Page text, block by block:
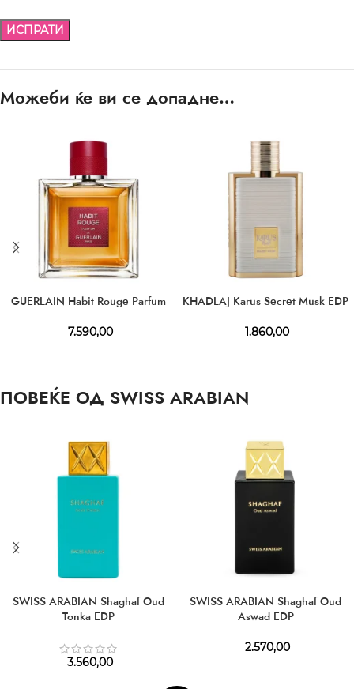
Можеби ќе ви се допадне…
GUERLAIN Habit Rouge Parfum
7.590,00
KHADLAJ Karus Secret Musk EDP
1.860,00
ПОВЕЌЕ ОД SWISS ARABIAN
SWISS ARABIAN Shaghaf Oud
Tonka EDP
3.560,00
SWISS ARABIAN Shaghaf Oud
Aswad EDP
2.570,00